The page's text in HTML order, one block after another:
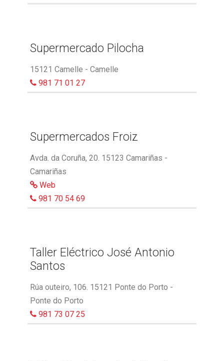
Supermercado Pilocha
15121 Camelle - Camelle
981 71 01 27
Supermercados Froiz
Avda. da Coruña, 20. 15123 Camariñas -
Camariñas
Web
981 70 54 69
Taller Eléctrico José Antonio
Santos
Rúa outeiro, 106. 15121 Ponte do Porto -
Ponte do Porto
981 73 07 25